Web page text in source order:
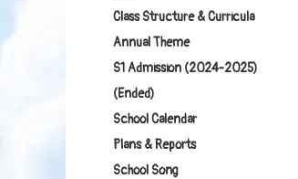
Class Structure & Curricula
Annual Theme
S1 Admission (2024-2025)
(Ended)
School Calendar
Plans & Reports
School Song